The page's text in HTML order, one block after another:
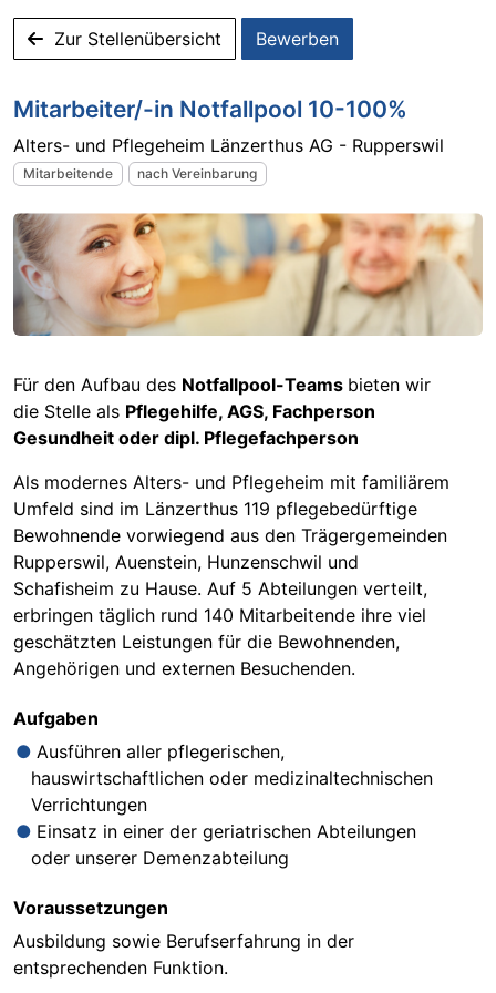
Zur Stellenübersicht Bewerben
Mitarbeiter/-in Notfallpool 10-100%
Alters- und Pflegeheim Länzerthus AG - Rupperswil
Mitarbeitende nach Vereinbarung
Für den Aufbau des Notfallpool-Teams bieten wir
die Stelle als Pflegehilfe, AGS, Fachperson
Gesundheit oder dipl. Pflegefachperson
Als modernes Alters- und Pflegeheim mit familiärem
Umfeld sind im Länzerthus 119 pflegebedürftige
Bewohnende vorwiegend aus den Trägergemeinden
Rupperswil, Auenstein, Hunzenschwil und
Schafisheim zu Hause. Auf 5 Abteilungen verteilt,
erbringen täglich rund 140 Mitarbeitende ihre viel
geschätzten Leistungen für die Bewohnenden,
Angehörigen und externen Besuchenden.
Aufgaben
Ausführen aller pflegerischen,
hauswirtschaftlichen oder medizinaltechnischen
Verrichtungen
Einsatz in einer der geriatrischen Abteilungen
oder unserer Demenzabteilung
Voraussetzungen
Ausbildung sowie Berufserfahrung in der
entsprechenden Funktion.